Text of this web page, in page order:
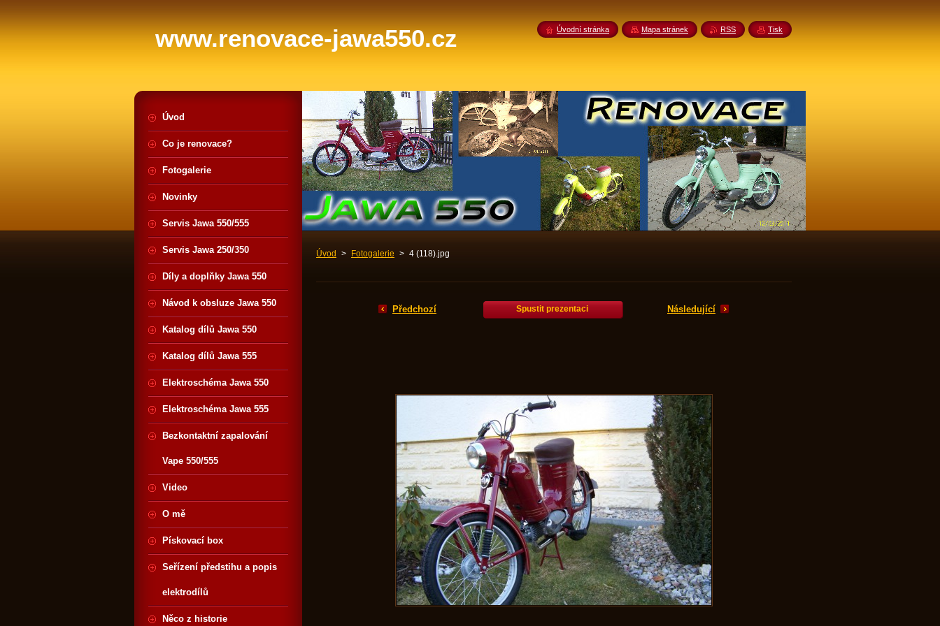
www.renovace-jawa550.cz
Úvod > Fotogalerie > 4 (118).jpg
Předchozí Spustit prezentaci Následující
Úvod
Co je renovace?
Fotogalerie
Novinky
Servis Jawa 550/555
Servis Jawa 250/350
Díly a doplňky Jawa 550
Návod k obsluze Jawa 550
Katalog dílů Jawa 550
Katalog dílů Jawa 555
Elektroschéma Jawa 550
Elektroschéma Jawa 555
Bezkontaktní zapalování
Vape 550/555
Video
O mě
Pískovací box
Seřízení předstihu a popis
elektrodílů
Něco z historie
Úvodní stránka Mapa stránek RSS Tisk